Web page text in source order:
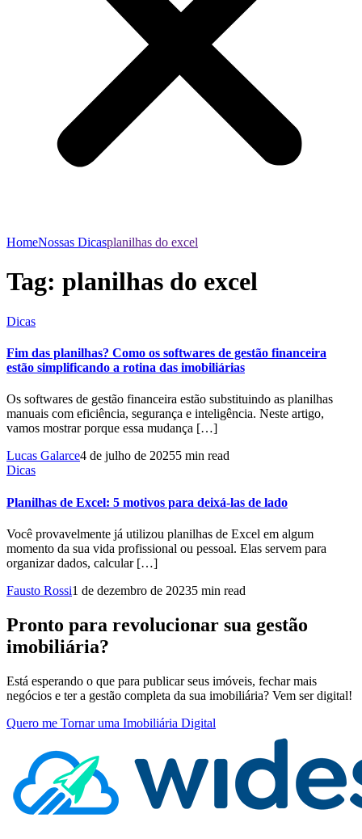
HomeNossas Dicasplanilhas do excel
Tag: planilhas do excel
Dicas
Fim das planilhas? Como os softwares de gestão financeira
estão simplificando a rotina das imobiliárias
Os softwares de gestão financeira estão substituindo as planilhas
manuais com eficiência, segurança e inteligência. Neste artigo,
vamos mostrar porque essa mudança […]
Lucas Galarce4 de julho de 20255 min read
Dicas
Planilhas de Excel: 5 motivos para deixá-las de lado
Você provavelmente já utilizou planilhas de Excel em algum
momento da sua vida profissional ou pessoal. Elas servem para
organizar dados, calcular […]
Fausto Rossi1 de dezembro de 20235 min read
Pronto para revolucionar sua gestão
imobiliária?
Está esperando o que para publicar seus imóveis, fechar mais
negócios e ter a gestão completa da sua imobiliária? Vem ser digital!
Quero me Tornar uma Imobiliária Digital